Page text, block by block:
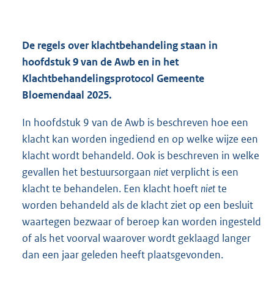
De regels over klachtbehandeling staan in
hoofdstuk 9 van de Awb en in het
Klachtbehandelingsprotocol Gemeente
Bloemendaal 2025.
In hoofdstuk 9 van de Awb is beschreven hoe een
klacht kan worden ingediend en op welke wijze een
klacht wordt behandeld. Ook is beschreven in welke
gevallen het bestuursorgaan nietverplicht is een
klacht te behandelen. Een klacht hoeft niette
worden behandeld als de klacht ziet op een besluit
waartegen bezwaar of beroep kan worden ingesteld
of als het voorval waarover wordt geklaagd langer
dan een jaar geleden heeft plaatsgevonden.